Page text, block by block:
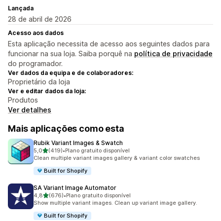
Lançada
28 de abril de 2026
Acesso aos dados
Esta aplicação necessita de acesso aos seguintes dados para
funcionar na sua loja. Saiba porquê na política de privacidade
do programador.
Ver dados da equipa e de colaboradores:
Proprietário da loja
Ver e editar dados da loja:
Produtos
Ver detalhes
Mais aplicações como esta
Rubik Variant Images & Swatch
5,0de 5 estrelas
(419)
419 total de avaliações
•Plano gratuito disponível
Clean multiple variant images gallery & variant color swatches
Built for Shopify
SA Variant Image Automator
4,8de 5 estrelas
(676)
676 total de avaliações
•Plano gratuito disponível
Show multiple variant images. Clean up variant image gallery.
Built for Shopify